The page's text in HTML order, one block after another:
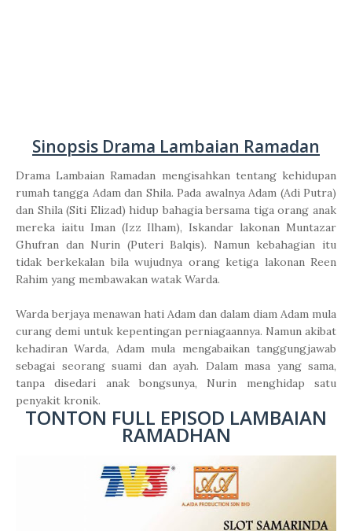
Sinopsis Drama Lambaian Ramadan
Drama Lambaian Ramadan mengisahkan tentang kehidupan
rumah tangga Adam dan Shila. Pada awalnya Adam (Adi Putra)
dan Shila (Siti Elizad) hidup bahagia bersama tiga orang anak
mereka iaitu Iman (Izz Ilham), Iskandar lakonan Muntazar
Ghufran dan Nurin (Puteri Balqis). Namun kebahagian itu
tidak berkekalan bila wujudnya orang ketiga lakonan Reen
Rahim yang membawakan watak Warda.
Warda berjaya menawan hati Adam dan dalam diam Adam mula
curang demi untuk kepentingan perniagaannya. Namun akibat
kehadiran Warda, Adam mula mengabaikan tanggungjawab
sebagai seorang suami dan ayah. Dalam masa yang sama,
tanpa disedari anak bongsunya, Nurin menghidap satu
penyakit kronik.
TONTON FULL EPISOD LAMBAIAN
RAMADHAN